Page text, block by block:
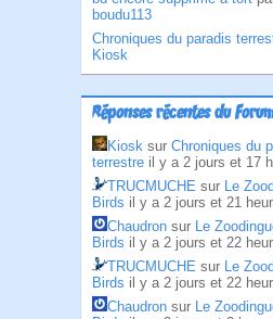
boudu113
Chroniques du paradis
Kiosk
Réponses récentes du
Kiosk sur Chroniques du
terrestre il y a 2 jours et 17
TRUCMUCHE sur Le
Birds il y a 2 jours et 21
Chaudron sur Le
Birds il y a 2 jours et 22
TRUCMUCHE sur Le
Birds il y a 2 jours et 22
Chaudron sur Le